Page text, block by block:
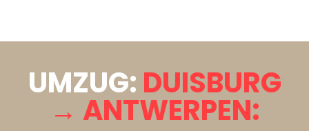
UMZUG: DUISBURG
→ ANTWERPEN: